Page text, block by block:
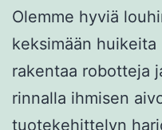
Olemme hyviä
keksimään huikeita
rakentaa robotteja
rinnalla ihmisen
tuotekehittelyn